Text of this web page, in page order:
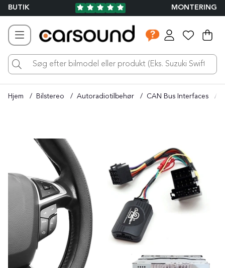
BUTIK MONTERING
.
Hjem Bilstereo Autoradiotilbehør CAN Bus Interfaces